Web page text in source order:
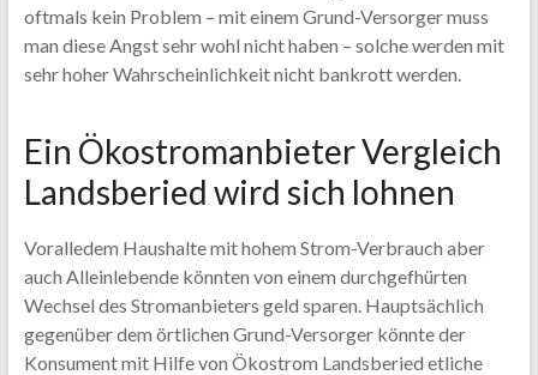
oftmals kein Problem – mit einem Grund-Versorger muss
man diese Angst sehr wohl nicht haben – solche werden mit
sehr hoher Wahrscheinlichkeit nicht bankrott werden.
Ein Ökostromanbieter Vergleich
Landsberied wird sich lohnen
Voralledem Haushalte mit hohem Strom-Verbrauch aber
auch Alleinlebende könnten von einem durchgefhürten
Wechsel des Stromanbieters geld sparen. Hauptsächlich
gegenüber dem örtlichen Grund-Versorger könnte der
Konsument mit Hilfe von Ökostrom Landsberied etliche